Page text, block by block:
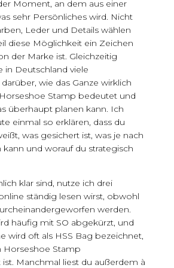
Moment, an dem aus einer
sehr Persönliches wird. Nicht
Leder und Details wählen
diese Möglichkeit ein Zeichen
der Marke ist. Gleichzeitig
in Deutschland viele
wie das Ganze wirklich
Stamp bedeutet und
überhaupt planen kann. Ich
einmal so erklären, dass du
was gesichert ist, was je nach
kann und worauf du strategisch
klar sind, nutze ich drei
ständig lesen wirst, obwohl
werden.
häufig mit SO abgekürzt, und
wird oft als HSS Bag bezeichnet,
Horseshoe Stamp
Manchmal liest du außerdem à